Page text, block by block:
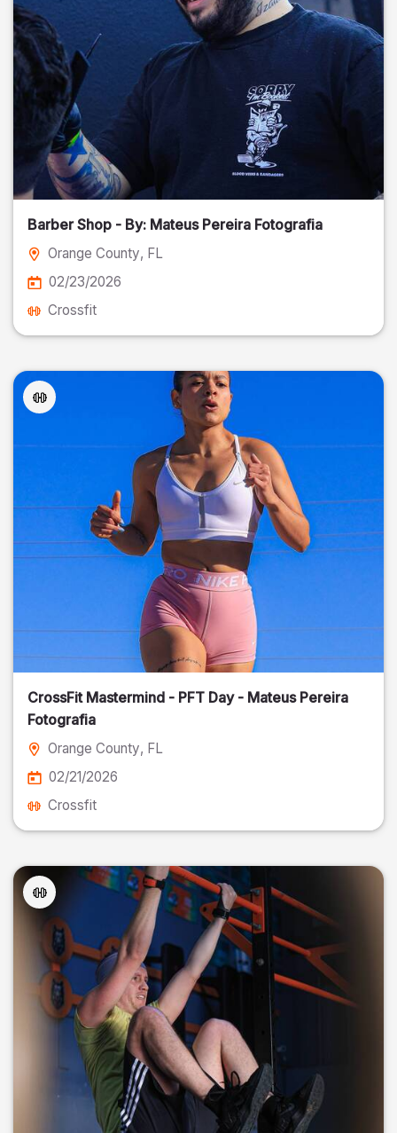
Barber Shop - By: Mateus Pereira Fotografia
Orange County, FL
02/23/2026
Crossfit
CrossFit Mastermind - PFT Day - Mateus Pereira
Fotografia
Orange County, FL
02/21/2026
Crossfit